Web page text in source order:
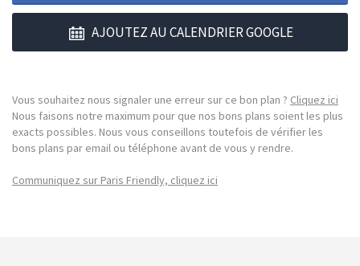
AJOUTEZ AU CALENDRIER GOOGLE
Vous souhaitez nous signaler une erreur sur ce bon plan ? Cliquez ici
Nous faisons notre maximum pour que nos bons plans soient les plus
exacts possibles. Nous vous conseillons toutefois de vérifier les
bons plans par email ou téléphone avant de vous y rendre.
Communiquez sur Paris Friendly, cliquez ici